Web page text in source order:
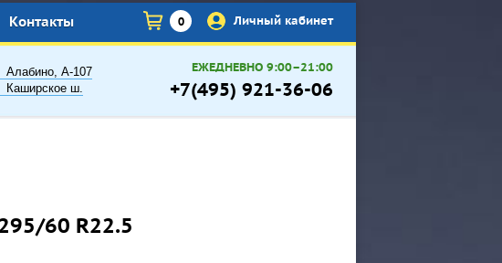
×
Контакты 0 Личный кабинет
Алабино, А-107
Каширское ш.
ЕЖЕДНЕВНО 9:00–21:00
+7(495) 921-36-06
60 R22.5